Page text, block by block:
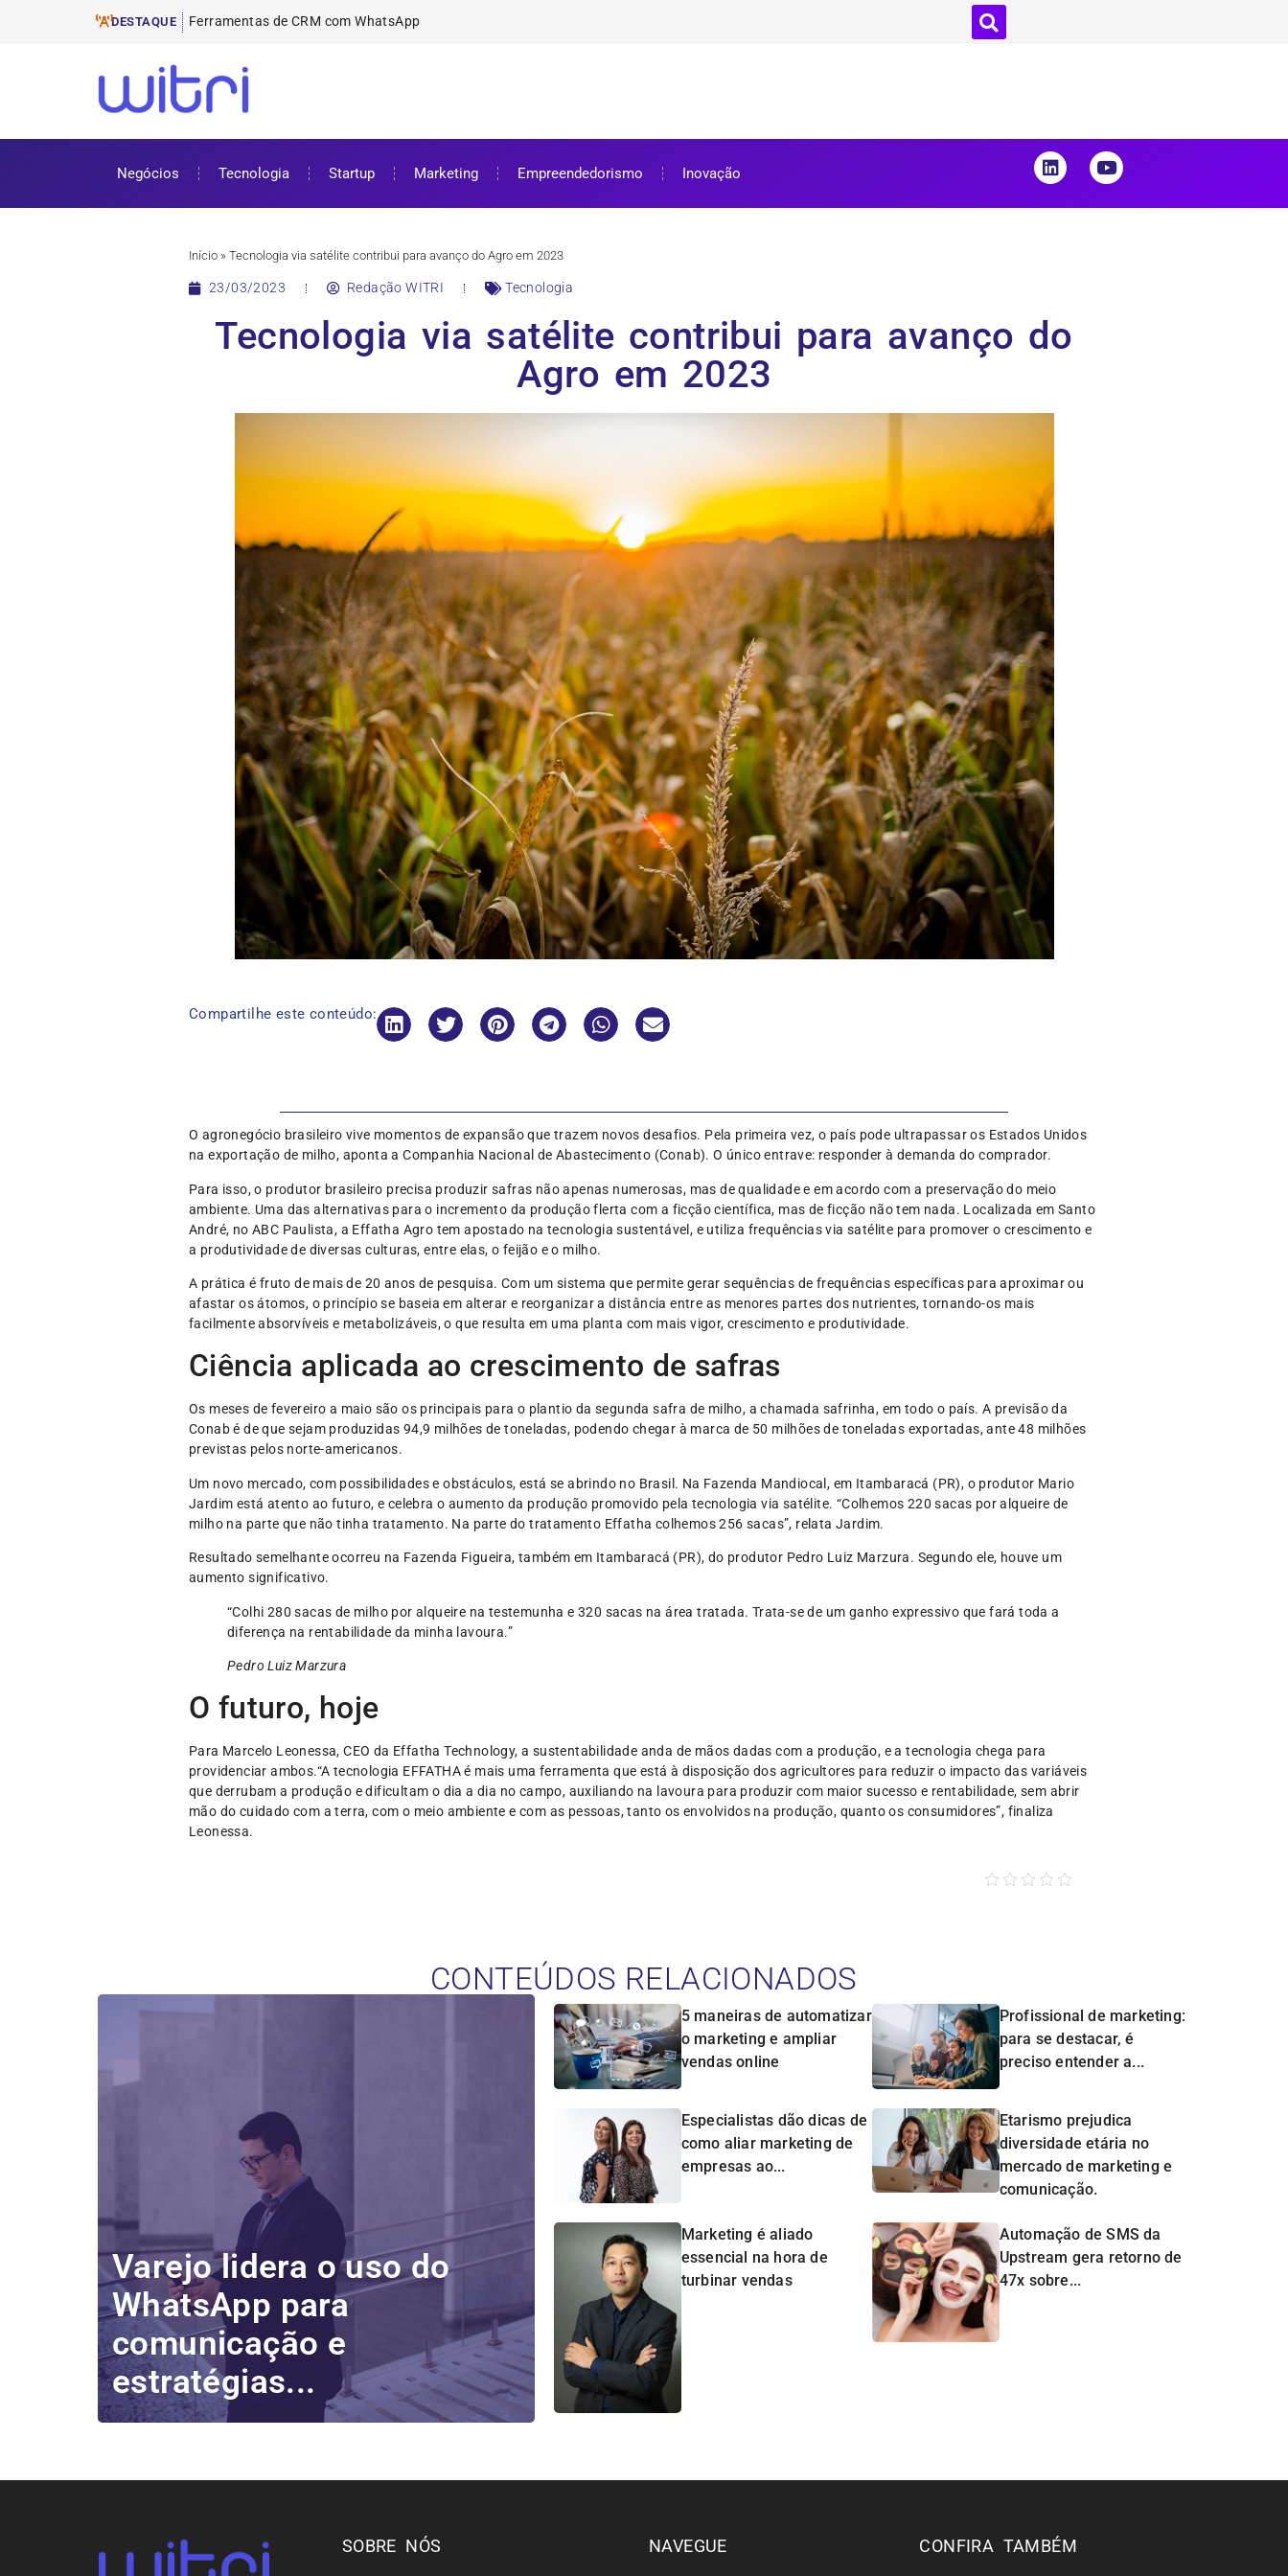
DESTAQUE Ferramentas de E-mail Mark
ProUni: como funciona e requisitos para bolsa de estudos
Cursos gratuitos online: onde encontrar e como aproveitar
ENEM 2025: datas, inscrições e como se preparar
Negócios Tecnologia Startup Marketing Empreendedorismo Inovação
Início » Tecnologia via satélite contribui para avanço do Agro em 2023
23/03/2023 Redação WITRI Tecnologia
Tecnologia via satélite contribui para avanço do
Agro em 2023
Compartilhe este conteúdo:
O agronegócio brasileiro vive momentos de expansão que trazem novos desafios. Pela primeira vez, o país pode ultrapassar os Estados Unidos
na exportação de milho, aponta a Companhia Nacional de Abastecimento (Conab). O único entrave: responder à demanda do comprador.
Para isso, o produtor brasileiro precisa produzir safras não apenas numerosas, mas de qualidade e em acordo com a preservação do meio
ambiente. Uma das alternativas para o incremento da produção flerta com a ficção científica, mas de ficção não tem nada. Localizada em Santo
André, no ABC Paulista, a Effatha Agro tem apostado na tecnologia sustentável, e utiliza frequências via satélite para promover o crescimento e
a produtividade de diversas culturas, entre elas, o feijão e o milho.
A prática é fruto de mais de 20 anos de pesquisa. Com um sistema que permite gerar sequências de frequências específicas para aproximar ou
afastar os átomos, o princípio se baseia em alterar e reorganizar a distância entre as menores partes dos nutrientes, tornando-os mais
facilmente absorvíveis e metabolizáveis, o que resulta em uma planta com mais vigor, crescimento e produtividade.
Ciência aplicada ao crescimento de safras
Os meses de fevereiro a maio são os principais para o plantio da segunda safra de milho, a chamada safrinha, em todo o país. A previsão da
Conab é de que sejam produzidas 94,9 milhões de toneladas, podendo chegar à marca de 50 milhões de toneladas exportadas, ante 48 milhões
previstas pelos norte-americanos.
Um novo mercado, com possibilidades e obstáculos, está se abrindo no Brasil. Na Fazenda Mandiocal, em Itambaracá (PR), o produtor Mario
Jardim está atento ao futuro, e celebra o aumento da produção promovido pela tecnologia via satélite. “Colhemos 220 sacas por alqueire de
milho na parte que não tinha tratamento. Na parte do tratamento Effatha colhemos 256 sacas”, relata Jardim.
Resultado semelhante ocorreu na Fazenda Figueira, também em Itambaracá (PR), do produtor Pedro Luiz Marzura. Segundo ele, houve um
aumento significativo.
“Colhi 280 sacas de milho por alqueire na testemunha e 320 sacas na área tratada. Trata-se de um ganho expressivo que fará toda a
diferença na rentabilidade da minha lavoura.”
Pedro Luiz Marzura
O futuro, hoje
Para Marcelo Leonessa, CEO da Effatha Technology, a sustentabilidade anda de mãos dadas com a produção, e a tecnologia chega para
providenciar ambos.“A tecnologia EFFATHA é mais uma ferramenta que está à disposição dos agricultores para reduzir o impacto das variáveis
que derrubam a produção e dificultam o dia a dia no campo, auxiliando na lavoura para produzir com maior sucesso e rentabilidade, sem abrir
mão do cuidado com a terra, com o meio ambiente e com as pessoas, tanto os envolvidos na produção, quanto os consumidores”, finaliza
Leonessa.
CONTEÚDOS RELACIONADOS
Varejo lidera o uso do
WhatsApp para
comunicação e
estratégias...
5 maneiras de automatizar
o marketing e ampliar
vendas online
Profissional de marketing:
para se destacar, é
preciso entender a...
Especialistas dão dicas de
como aliar marketing de
empresas ao...
Etarismo prejudica
diversidade etária no
mercado de marketing e
comunicação.
Marketing é aliado
essencial na hora de
turbinar vendas
Automação de SMS da
Upstream gera retorno de
47x sobre...
SOBRE NÓS NAVEGUE CONFIRA TAMBÉM